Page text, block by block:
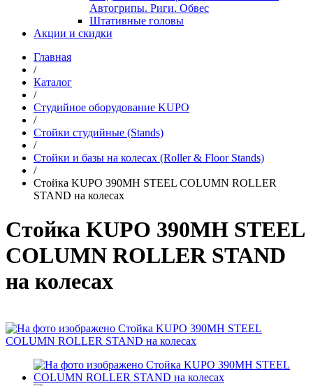
Автогрипы. Риги. Обвес
Штативные головы
Акции и скидки
Главная
/
Каталог
/
Студийное оборудование KUPO
/
Стойки студийные (Stands)
/
Стойки и базы на колесах (Roller & Floor Stands)
/
Стойка KUPO 390MH STEEL COLUMN ROLLER
STAND на колесах
Стойка KUPO 390MH STEEL
COLUMN ROLLER STAND
на колесах